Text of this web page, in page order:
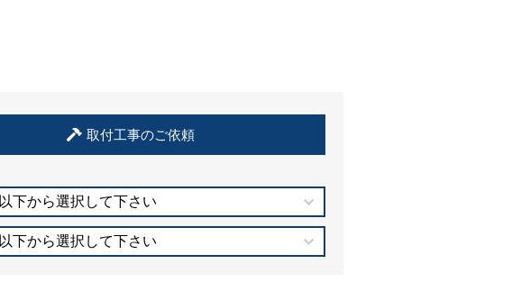
取付工事のご依頼
以下から選択して下さい
以下から選択して下さい